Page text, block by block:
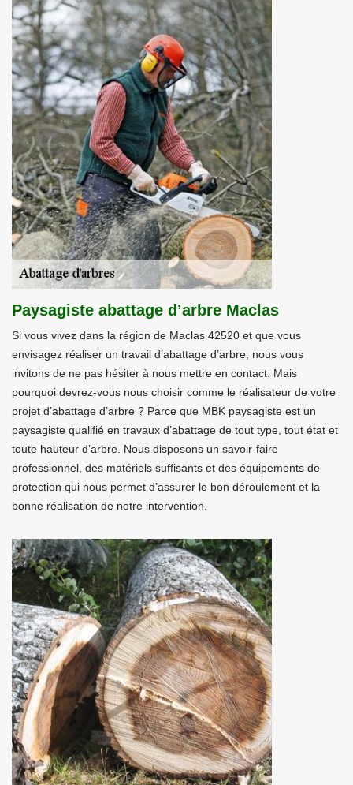
Paysagiste abattage d’arbre Maclas
Si vous vivez dans la région de Maclas 42520 et que vous
envisagez réaliser un travail d’abattage d’arbre, nous vous
invitons de ne pas hésiter à nous mettre en contact. Mais
pourquoi devrez-vous nous choisir comme le réalisateur de votre
projet d’abattage d’arbre ? Parce que MBK paysagiste est un
paysagiste qualifié en travaux d’abattage de tout type, tout état et
toute hauteur d’arbre. Nous disposons un savoir-faire
professionnel, des matériels suffisants et des équipements de
protection qui nous permet d’assurer le bon déroulement et la
bonne réalisation de notre intervention.